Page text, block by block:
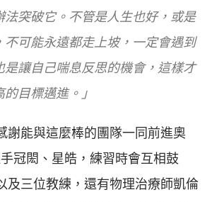
法突破它。不管是人生也好，或是
不可能永遠都走上坡，一定會遇到
是讓自己喘息反思的機會，這樣才
目標邁進。」
謝能與這麼棒的團隊一同前進奧
冠閎、星皓，練習時會互相鼓
及三位教練，還有物理治療師凱倫